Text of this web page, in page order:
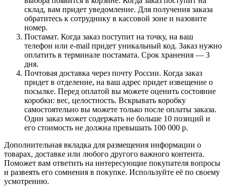
склад, вам придет уведомление. Для получения заказа
обратитесь к сотруднику в кассовой зоне и назовите
номер.
Постамат. Когда заказ поступит на точку, на ваш
телефон или e-mail придет уникальный код. Заказ нужно
оплатить в терминале постамата. Срок хранения — 3
дня.
Почтовая доставка через почту России. Когда заказ
придет в отделение, на ваш адрес придет извещение о
посылке. Перед оплатой вы можете оценить состояние
коробки: вес, целостность. Вскрывать коробку
самостоятельно вы можете только после оплаты заказа.
Один заказ может содержать не больше 10 позиций и
его стоимость не должна превышать 100 000 р.
Дополнительная вкладка для размещения информации о
товарах, доставке или любого другого важного контента.
Поможет вам ответить на интересующие покупателя вопросы
и развеять его сомнения в покупке. Используйте её по своему
усмотрению.